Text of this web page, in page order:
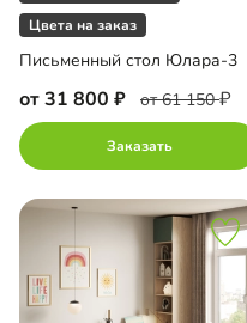
Цвета на заказ
Письменный стол Юлара-3
от 31 800 от 61 150
Заказать